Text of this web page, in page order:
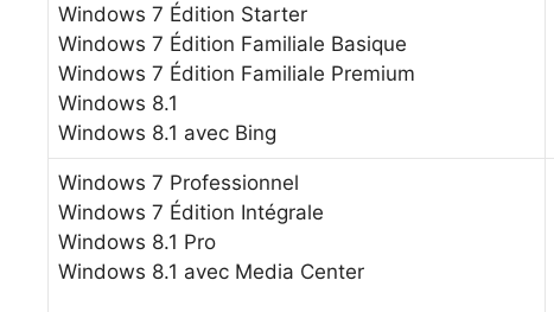
Windows 7 Édition Starter
Windows 7 Édition Familiale Basique
Windows 7 Édition Familiale Premium
Windows 8.1
Windows 8.1 avec Bing
Windows 7 Professionnel
Windows 7 Édition Intégrale
Windows 8.1 Pro
Windows 8.1 avec Media Center